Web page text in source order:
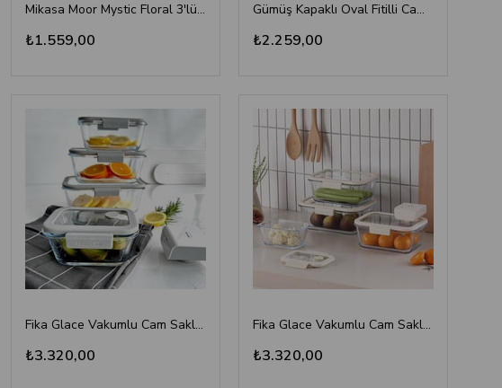
Mikasa Moor Mystic Floral 3'lü Büyük Boy Porselen Kavanoz Seti 900ml - Luxury Mutfak Düzenleyici
₺1.559,00
Gümüş Kapaklı Oval Fitilli Cam Kavanoz 16x12x15 cm - Dekoratif Metal Kulplu
₺2.259,00
Fika Glace Vakumlu Cam Saklama Kabı Seti Gri
₺3.320,00
Fika Glace Vakumlu Cam Saklama Kabı Seti Bej
₺3.320,00